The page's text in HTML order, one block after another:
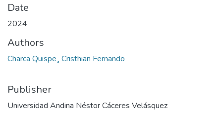
Date
2024
Authors
Charca Quispe¸ Cristhian Fernando
Publisher
Universidad Andina Néstor Cáceres Velásquez